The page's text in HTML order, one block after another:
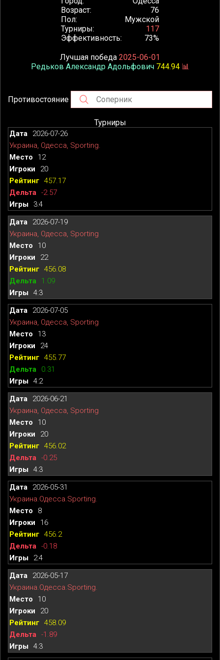
Возраст
76
Пол
Мужской
Турниры
117
Эффективность
73%
Лучшая победа 2025-06-01
Редьков Александр Адольфович 744.94 📊
Противостояние
Турниры
2026-07-26
Украина, Одесса, Sporting.
12
20
457.17
-2.57
3:4
2026-07-19
Украина, Одесса, Sporting
10
22
456.08
1.09
4:3
2026-07-05
Украина, Одесса, Sporting
13
24
455.77
0.31
4:2
2026-06-21
Украина, Одесса, Sporting
10
20
456.02
-0.25
4:3
2026-05-31
Украина.Одесса.Sporting.
8
16
456.2
-0.18
2:4
2026-05-17
Украина.Одесса.Sporting.
10
20
458.09
-1.89
4:3